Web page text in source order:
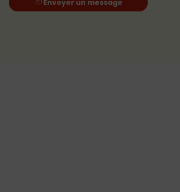
Envoyer un message